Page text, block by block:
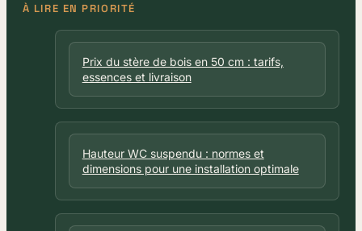
À LIRE EN PRIORITÉ
Prix du stère de bois en 50 cm : tarifs,
essences et livraison
Hauteur WC suspendu : normes et
dimensions pour une installation optimale